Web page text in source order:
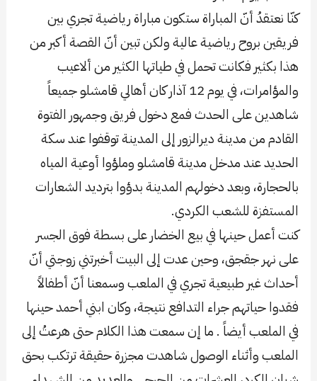
كنّا نعتقدُ أنّ المباراة ستكون مباراة رياضية تجري بين
فريقين بروح رياضية عالية ولكن تبين أنّ القصة أكبر من
هذا بكثير فكانت تحمل في طياتها الكثير من ألاعيب
والمؤامرات، في يوم 12 آذار كان أهالي قامشلو جميعاً
شاهدين على الحدث فمع دخول فريق وجمهور الفتوة
القادم من مدينة ديرالزور إلى المدينة توقفوا عند سكة
الحديد عند مدخل مدينة قامشلو وملؤوا أوعية المياه
بالحجارة، وبعد دخولهم المدينة بدؤوا بترديد الشعارات
المستفزة للشعب الكردي.
كنت أعمل حينها في بيع الخضار على بسطة فوق الجسر
على نهر جقجق، وحين عدت إلى البيت أخبرتني زوجتي أنّ
أحداث غير طبيعية تجري في الملعب وسمعنا أنّ أطفالاً
فقدوا حياتهم جراء التدافع نتيجة، وكان ابني أحمد حينها
في الملعب أيضاً . ما إن سمعت هذا الكلام حتى هرعتُ إلى
الملعب وأثناء الوصول شاهدت مجزرة حقيقة ترتكب بحق